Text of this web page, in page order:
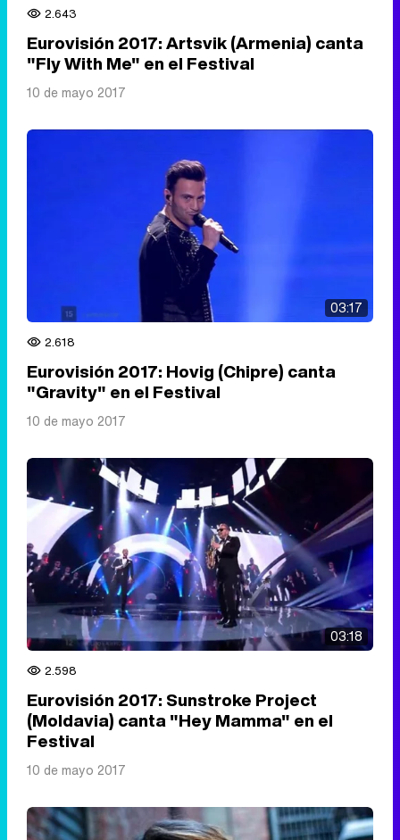
2.643
Eurovisión 2017: Artsvik (Armenia) canta
"Fly With Me" en el Festival
10 de mayo 2017
03:17
2.618
Eurovisión 2017: Hovig (Chipre) canta
"Gravity" en el Festival
10 de mayo 2017
03:18
2.598
Eurovisión 2017: Sunstroke Project
(Moldavia) canta "Hey Mamma" en el
Festival
10 de mayo 2017